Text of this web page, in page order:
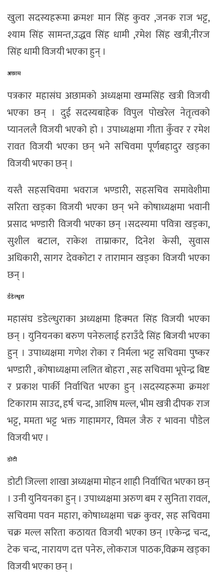
खुला सदस्यहरूमा क्रमशः मान सिंह कुवर ,जनक राज भट्ट,
श्याम सिंह सामन्त,उद्धव सिंह धामी ,रमेश सिंह खत्री,नीरज
सिंह धामी विजयी भएका हुन् ।
अछाम
पत्रकार महासंघ अछामको अध्यक्षमा खम्मसिंह खत्री विजयी
भएका छन् । दुई सदस्यबाहेक विपुल पोखरेल नेतृत्वको
प्यानललै विजयी भएको हो । उपाध्यक्षमा गीता कुँवर र रमेश
रावत विजयी भएका छन् भने सचिवमा पूर्णबहादुर खड्का
विजयी भएका छन् ।
यस्तै सहसचिवमा भवराज भण्डारी, सहसचिव समावेशीमा
सरिता खड्का विजयी भएका छन् भने कोषाध्यक्षमा भवानी
प्रसाद भण्डारी विजयी भएका छन् ।सदस्यमा पवित्रा खड्का,
सुशील बटाल, राकेश ताम्राकार, दिनेश केसी, सुवास
अधिकारी, सागर देवकोटा र तारामान खड्का विजयी भएका
छन् ।
डँडेल्धुरा
महासंघ डडेल्धुराका अध्यक्षमा हिक्मत सिंह विजयी भएका
छन् । युनियनका बरुण पनेरुलाई हराउँदै सिंह बिजयी भएका
हुन् । उपाध्यक्षमा गणेश रोका र निर्मला भट्ट सचिवमा पुष्कर
भण्डारी , कोषाध्यक्षमा ललित बोहरा , सह सचिवमा भूपेन्द्र बिष्ट
र प्रकाश पार्की निर्वाचित भएका हुन् ।सदस्यहरूमा क्रमशः
टिकाराम साउद, हर्ष चन्द, आशिष मल्ल, भीम खत्री दीपक राज
भट्ट, ममता भट्ट भक्त गाहामगर, विमल जैरु र भावना पौडेल
विजयी भए ।
डोटी
डोटी जिल्ला शाखा अध्यक्षमा मोहन शाही निर्वाचित भएका छन्
। उनी युनियनका हुन् । उपाध्यक्षमा अरुण बम र सुनिता रावल,
सचिवमा पवन महारा, कोषाध्यक्षमा चक्र कुवर, सह सचिवमा
चक्र मल्ल सरिता कठायत विजयी भएका छन् ।एकेन्द्र चन्द,
टेक चन्द, नारायण दत्त पनेरु, लोकराज पाठक,विक्रम खड्का
विजयी भएका छन् ।